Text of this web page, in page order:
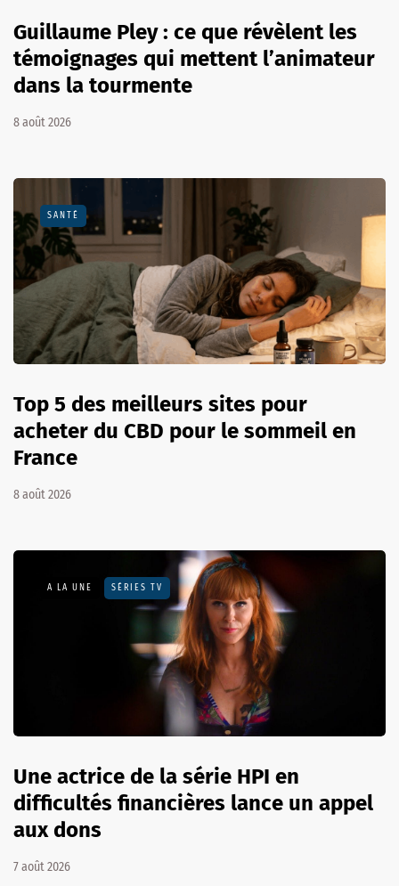
Guillaume Pley : ce que révèlent les
témoignages qui mettent l’animateur
dans la tourmente
8 août 2026
SANTÉ
Top 5 des meilleurs sites pour
acheter du CBD pour le sommeil en
France
8 août 2026
A LA UNE SÉRIES TV
Une actrice de la série HPI en
difficultés financières lance un appel
aux dons
7 août 2026